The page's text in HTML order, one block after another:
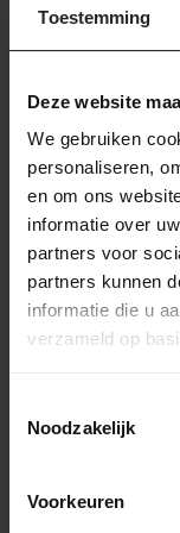
Toestemming
Deze website
We gebruiken
personaliseren,
en om ons
informatie over
partners voor
partners kunnen
informatie die u
verzameld op
Noodzakelijk
Voorkeuren
Gratis
van de
Tracking:
trace-
DPD, UPS
Ik heb